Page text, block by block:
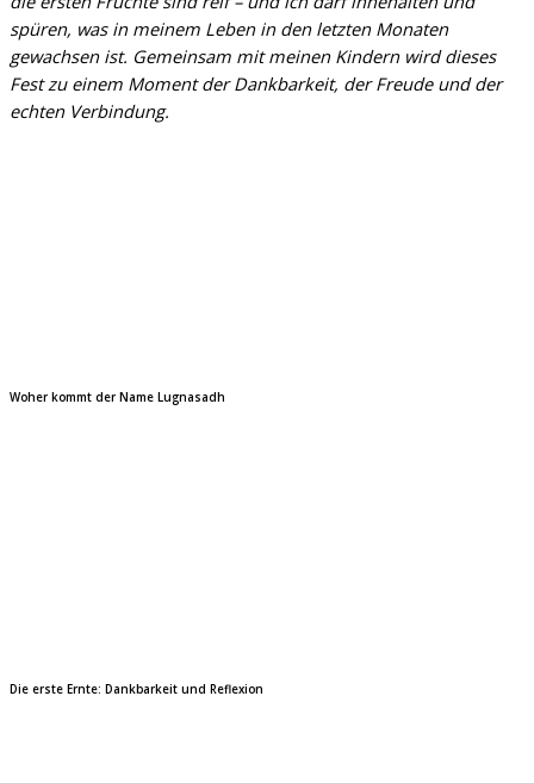
spüren, was in meinem Leben in den letzten Monaten
gewachsen ist. Gemeinsam mit meinen Kindern wird dieses
Fest zu einem Moment der Dankbarkeit, der Freude und der
echten Verbindung.
Woher kommt der Name Lugnasadh
Die erste Ernte: Dankbarkeit und Reflexion